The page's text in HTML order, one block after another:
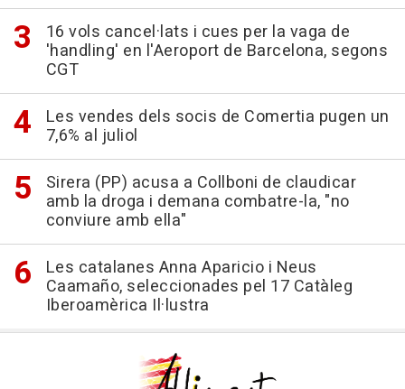
16 vols cancel·lats i cues per la vaga de
'handling' en l'Aeroport de Barcelona, segons
CGT
Les vendes dels socis de Comertia pugen un
7,6% al juliol
Sirera (PP) acusa a Collboni de claudicar
amb la droga i demana combatre-la, "no
conviure amb ella"
Les catalanes Anna Aparicio i Neus
Caamaño, seleccionades pel 17 Catàleg
Iberoamèrica Il·lustra